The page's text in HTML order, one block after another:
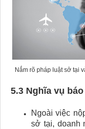
Nắm rõ pháp luật sở tại
5.3 Nghĩa vụ
Ngoài việc
sở tại, doanh